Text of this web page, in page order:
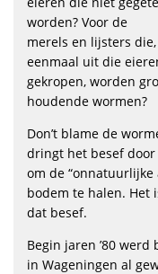
worden? Voor de
merels en lijsters die,
eenmaal uit die
gekropen, worden
houdende wormen?
Don’t blame de
dringt het besef
om de
bodem te halen. Het
dat besef.
Begin jaren ’80 werd
in Wageningen al